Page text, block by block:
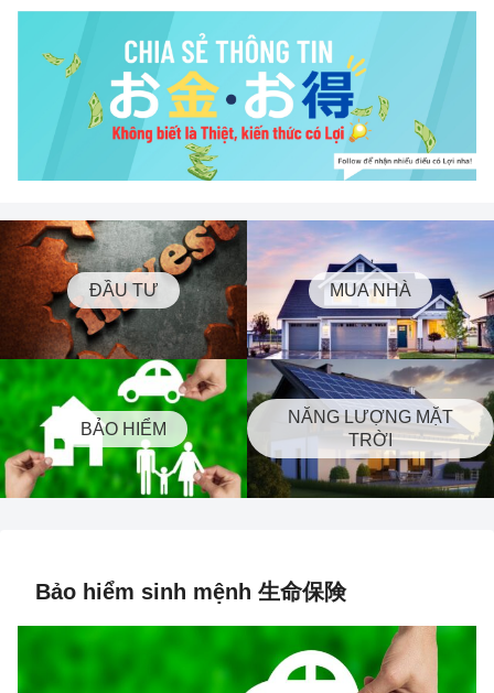
ĐẦU TƯ MUA NHÀ
BẢO HIỂM
NĂNG LƯỢNG MẶT
TRỜI
Bảo hiểm sinh mệnh 生命保険